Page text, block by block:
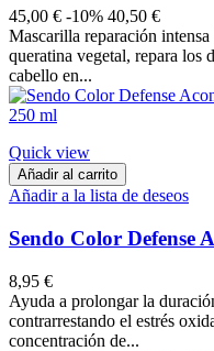
45,00 € -10% 40,50 €
Mascarilla reparación
queratina vegetal, repara los
cabello en...
Quick view
Añadir al carrito
Añadir a la lista de deseos
Sendo Color Defense
8,95 €
Ayuda a prolongar la
contrarrestando el estrés
concentración de...